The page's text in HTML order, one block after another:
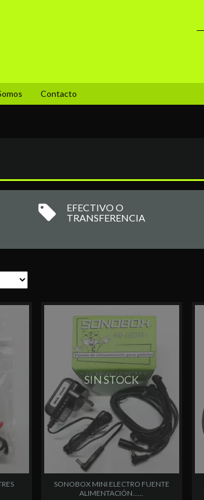
Contacto
EFECTIVO O
TRANSFERENCIA
SIN STOCK
SONOBOX MINI ELECTRO FUENTE
ALIMENTACIÓN......